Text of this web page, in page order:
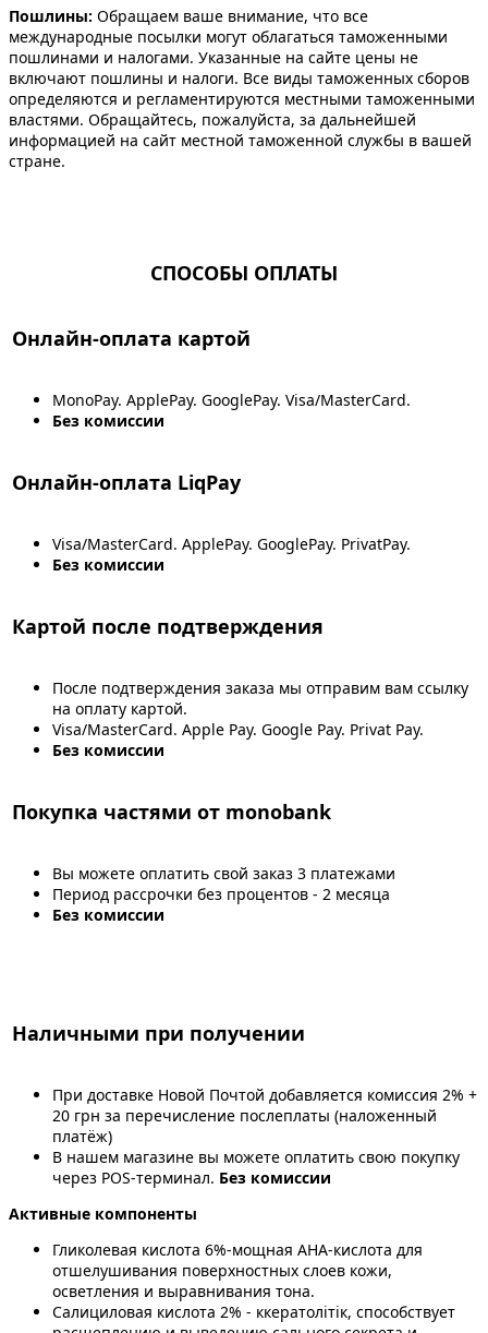
Пошлины: Обращаем ваше внимание, что все
международные посылки могут облагаться таможенными
пошлинами и налогами. Указанные на сайте цены не
включают пошлины и налоги. Все виды таможенных сборов
определяются и регламентируются местными таможенными
властями. Обращайтесь, пожалуйста, за дальнейшей
информацией на сайт местной таможенной службы в вашей
стране.
СПОСОБЫ ОПЛАТЫ
Онлайн-оплата картой
MonoPay. ApplePay. GooglePay. Visa/MasterCard.
Без комиссии
Онлайн-оплата LiqPay
Visa/MasterCard. ApplePay. GooglePay. PrivatPay.
Без комиссии
Картой после подтверждения
После подтверждения заказа мы отправим вам ссылку
на оплату картой.
Visa/MasterCard. Apple Pay. Google Pay. Privat Pay.
Без комиссии
Покупка частями от monobank
Вы можете оплатить свой заказ 3 платежами
Период рассрочки без процентов - 2 месяца
Без комиссии
Наличными при получении
При доставке Новой Почтой добавляется комиссия 2% +
20 грн за перечисление послеплаты (наложенный
платёж)
В нашем магазине вы можете оплатить свою покупку
через POS-терминал. Без комиссии
Активные компоненты
Гликолевая кислота 6%-мощная АНА-кислота для
отшелушивания поверхностных слоев кожи,
осветления и выравнивания тона.
Салициловая кислота 2% - ккератолітік, способствует